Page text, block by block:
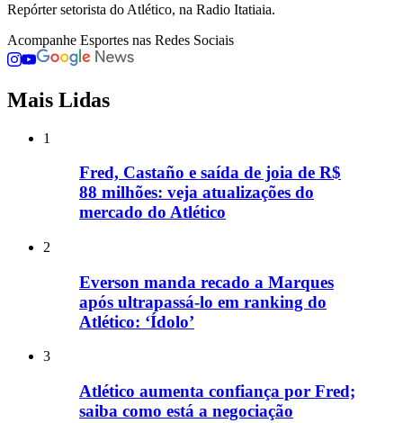
Repórter setorista do Atlético, na Radio Itatiaia.
Acompanhe Esportes nas Redes Sociais
Mais Lidas
1
Fred, Castaño e saída de joia de R$
88 milhões: veja atualizações do
mercado do Atlético
2
Everson manda recado a Marques
após ultrapassá-lo em ranking do
Atlético: ‘Ídolo’
3
Atlético aumenta confiança por Fred;
saiba como está a negociação